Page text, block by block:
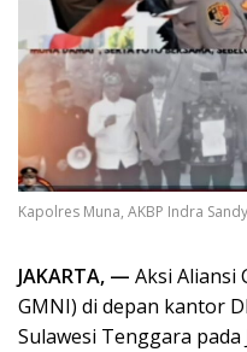
Kapolres Muna, AKBP Indra
JAKARTA, — Aksi Aliansi
GMNI) di depan kantor
Sulawesi Tenggara